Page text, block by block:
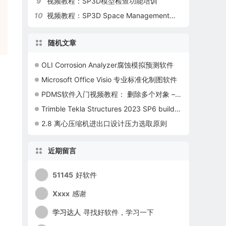
10 视频教程：SP3D Space Management模块
随机文章
OLI Corrosion Analyzer腐蚀模拟预测软件
Microsoft Office Visio 专业标准化制图软件
PDMS软件入门视频教程： 删除多个对象 – list delete方法
Trimble Tekla Structures 2023 SP6 build 29484 新版本发布
2.8 离心压缩机进出口设计压力选取原则
近期留言
51145 好软件
Xxxx 感谢
学习达人 寻找好软件，学习一下